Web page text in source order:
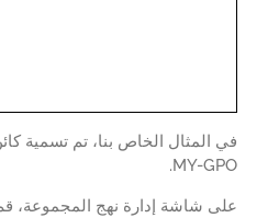
المثال الخاص بنا، تم تسمية كائن نهج
MY-
شاشة إدارة نهج المجموعة، قم